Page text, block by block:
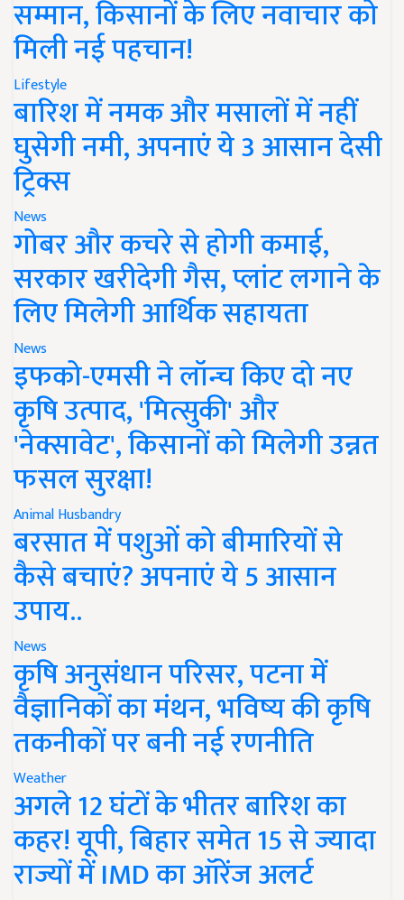
सम्मान, किसानों के लिए नवाचार को
मिली नई पहचान!
Lifestyle
बारिश में नमक और मसालों में नहीं
घुसेगी नमी, अपनाएं ये 3 आसान देसी
ट्रिक्स
News
गोबर और कचरे से होगी कमाई,
सरकार खरीदेगी गैस, प्लांट लगाने के
लिए मिलेगी आर्थिक सहायता
News
इफको-एमसी ने लॉन्च किए दो नए
कृषि उत्पाद, 'मित्सुकी' और
'नेक्सावेट', किसानों को मिलेगी उन्नत
फसल सुरक्षा!
Animal Husbandry
बरसात में पशुओं को बीमारियों से
कैसे बचाएं? अपनाएं ये 5 आसान
उपाय..
News
कृषि अनुसंधान परिसर, पटना में
वैज्ञानिकों का मंथन, भविष्य की कृषि
तकनीकों पर बनी नई रणनीति
Weather
अगले 12 घंटों के भीतर बारिश का
कहर! यूपी, बिहार समेत 15 से ज्यादा
राज्यों में IMD का ऑरेंज अलर्ट